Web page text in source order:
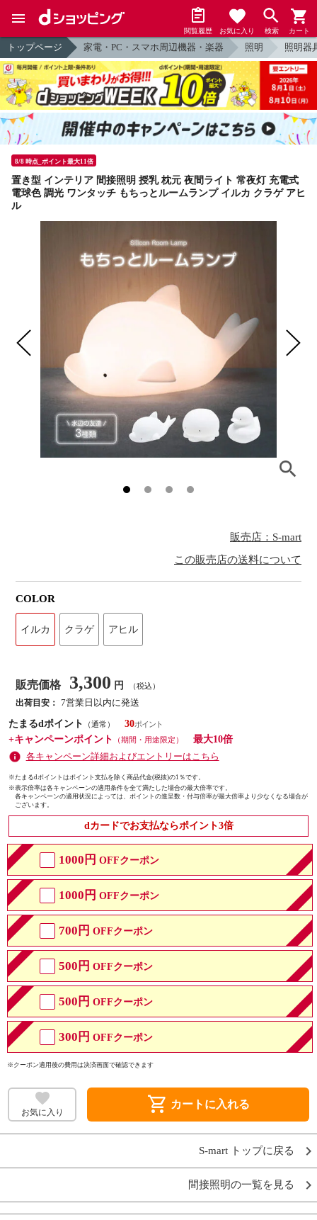
閲覧履歴 お気に入り 検索 カート
トップページ 家電・PC・スマホ周辺機器・楽器 照明 照明器
8/8 時点_ポイント最大11倍
置き型 インテリア 間接照明 授乳 枕元 夜間ライト 常夜灯 充電式
電球色 調光 ワンタッチ もちっとルームランプ イルカ クラゲ アヒ
ル
販売店：S-mart
この販売店の送料について
COLOR
イルカ クラゲ アヒル
販売価格 3,300 円 （税込）
出荷目安： 7営業日以内に発送
たまるdポイント
（通常）
30
+キャンペーンポイント
（期間・用途限定）
最大10倍
各キャンペーン詳細およびエントリーはこちら
※たまるdポイントはポイント支払を除く商品代金(税抜)の1％です。
※表示倍率は各キャンペーンの適用条件を全て満たした場合の最大倍率です。
各キャンペーンの適用状況によっては、ポイントの進呈数・付与倍率が最大倍率より少なくなる場合が
ございます。
dカードでお支払ならポイント3倍
1000円 OFFクーポン
1000円 OFFクーポン
700円 OFFクーポン
500円 OFFクーポン
500円 OFFクーポン
300円 OFFクーポン
※クーポン適用後の費用は決済画面で確認できます
お気に入り shopping_cart カートに入れる
S-mart トップに戻る
間接照明の一覧を見る